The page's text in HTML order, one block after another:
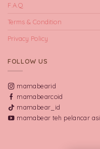
F.A.Q
Terms & Condition
Privacy Policy
FOLLOW US
mamabearid
mamabearcoid
mamabear_id
mamabear teh pelancar asi